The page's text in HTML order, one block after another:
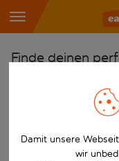
Finde deinen
Flughafen
Reiseziel wählen
Nach
Damit unsere
wir